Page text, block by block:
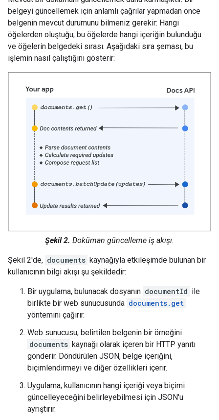
belgeyi güncellemek için anlamlı çağrılar yapmadan önce
belgenin mevcut durumunu bilmeniz gerekir: Hangi
öğelerden oluştuğu, bu öğelerde hangi içeriğin bulunduğu
ve öğelerin belgedeki sırası. Aşağıdaki sıra şeması, bu
işlemin nasıl çalıştığını gösterir:
Şekil 2. Doküman güncelleme iş akışı.
Şekil 2'de, documents kaynağıyla etkileşimde bulunan bir
kullanıcının bilgi akışı şu şekildedir:
Bir uygulama, bulunacak dosyanın documentId ile
birlikte bir web sunucusunda documents.get
yöntemini çağırır.
Web sunucusu, belirtilen belgenin bir örneğini
documents kaynağı olarak içeren bir HTTP yanıtı
gönderir. Döndürülen JSON, belge içeriğini,
biçimlendirmeyi ve diğer özellikleri içerir.
Uygulama, kullanıcının hangi içeriği veya biçimi
güncelleyeceğini belirleyebilmesi için JSON'u
ayrıştırır.